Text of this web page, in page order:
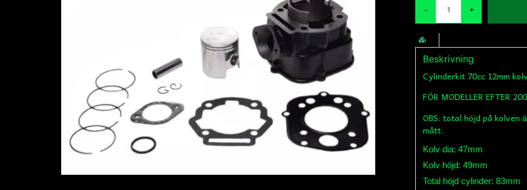
- +
Beskrivning
Cylinderkit 70cc 12mm
FÖR MODELLER EFTER
OBS: total höjd på kolven
mått.
Kolv dia: 47mm
Kolv höjd: 49mm
Total höjd cylinder: 83mm